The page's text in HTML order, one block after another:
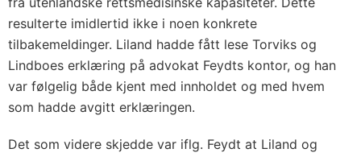
resulterte imidlertid ikke i noen konkrete
tilbakemeldinger. Liland hadde fått lese Torviks og
Lindboes erklæring på advokat Feydts kontor, og han
var følgelig både kjent med innholdet og med hvem
som hadde avgitt erklæringen.
Det som videre skjedde var iflg. Feydt at Liland og